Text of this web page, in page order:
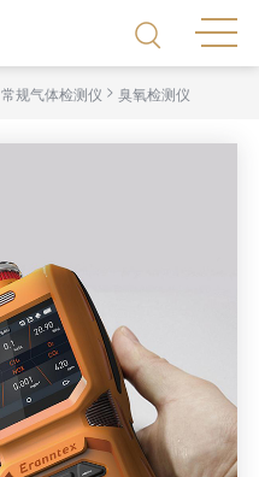
常规气体检测仪 > 臭氧检测仪